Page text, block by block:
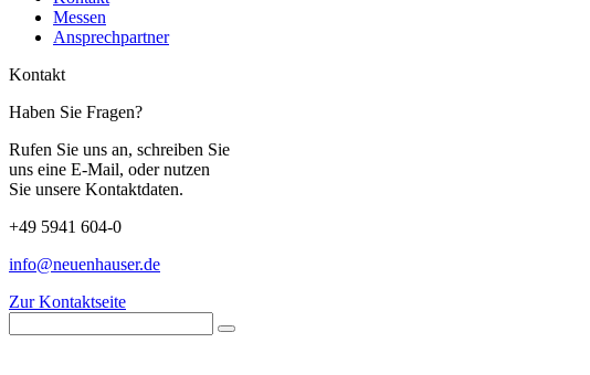
Messen
Ansprechpartner
Kontakt
Haben Sie Fragen?
Rufen Sie uns an, schreiben Sie
uns eine E-Mail, oder nutzen
Sie unsere Kontaktdaten.
+49 5941 604-0
info@neuenhauser.de
Zur Kontaktseite